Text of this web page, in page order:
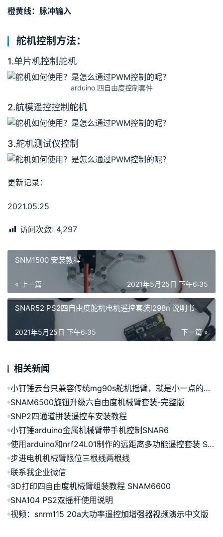
橙黄线：脉冲输入
舵机控制方法：
1.单片机控制舵机
arduino 四自由度控制套件
2.航模遥控控制舵机
3.舵机测试仪控制
更新记录：
2021.05.25
访问次数: 4,297
SNM1500 安装教程
« 上一篇 2021年5月25日 下午6:35
SNAR52 PS2四自由度舵机电机遥控套装l298n 说明书
下一篇 »
2021年5月25日 下午6:35
相关新闻
小钉锤云台只兼容传统mg90s舵机摇臂，就是小一点的摇臂
SNAM6500旋钮升级六自由度机械臂套装-完整版
SNP2四通道拼装遥控车安装教程
小钉锤arduino金属机械臂带手机控制SNAR6
使用arduino和nrf24L01制作的远距离多功能遥控套装 SNAR91
步进电机机械臂限位三根线两根线
联系我企业微信
3D打印四自由度机械臂组装教程 SNAM6600
SNA104 PS2双摇杆使用说明
视频：snrm115 20a大功率遥控加增强器视频演示中文版